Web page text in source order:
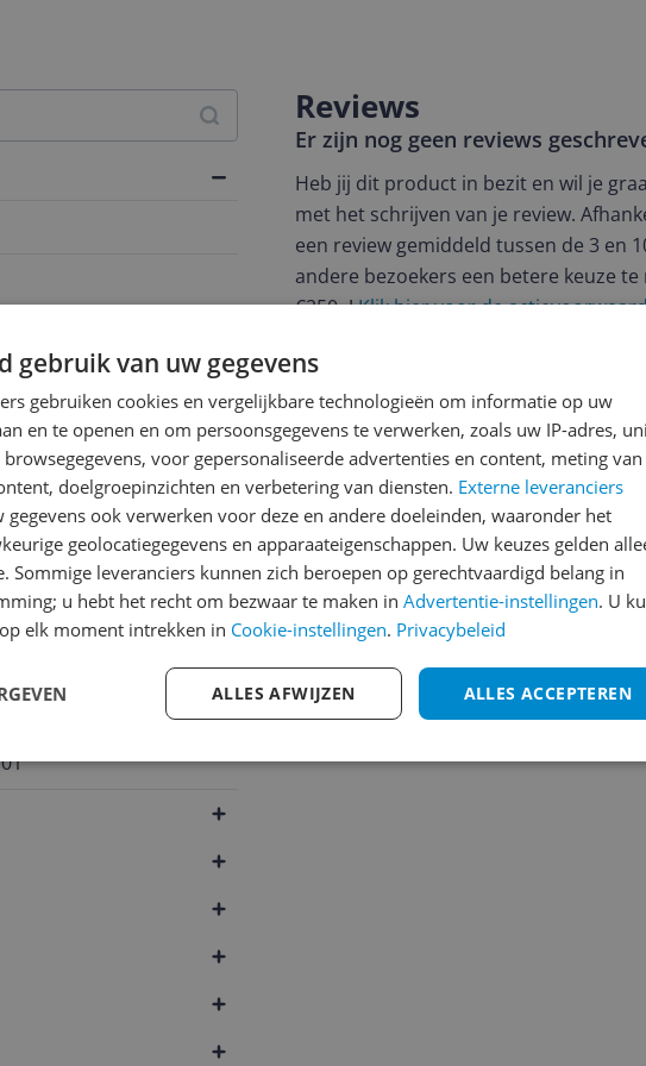
Reviews
Er zijn nog geen reviews
Heb jij dit product in bezit en wil je
met het schrijven van je review.
een review gemiddeld tussen de 3 en
andere bezoekers een betere keuze
€250,-!Klik hier voor de
Cijfer
Welk cijfer geef jij dit product?
1
gebruik van uw gegevens
gebruiken cookies en vergelijkbare technologieën om informatie op uw
en te openen en om persoonsgegevens te verwerken, zoals uw IP-adres,
voor gepersonaliseerde advertenties en content, meting van
doelgroepinzichten en verbetering van diensten. Externe leveranciers
gegevens ook verwerken voor deze en andere doeleinden, waaronder het
geolocatiegegevens en apparaateigenschappen. Uw keuzes gelden
Sommige leveranciers kunnen zich beroepen op gerechtvaardigd belang in
u hebt het recht om bezwaar te maken in Advertentie-instellingen. U
elk moment intrekken in Cookie-instellingen. Privacybeleid
ALLES ACCEPTEREN
ALLES AFWIJZEN